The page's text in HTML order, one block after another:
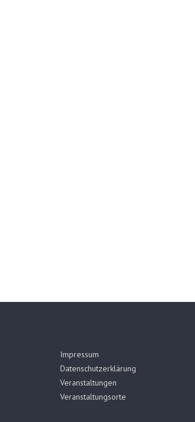
Impressum
Datenschutzerklärung
Veranstaltungen
Veranstaltungsorte